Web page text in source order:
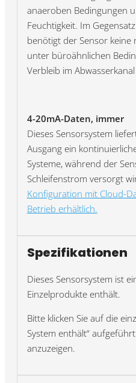
anaeroben Bedingungen
Feuchtigkeit. Im
benötigt der Sensor keine
unter büroähnlichen
Verbleib im
4-20mA-Daten, immer
Dieses Sensorsystem
Ausgang ein
Systeme, während der
Schleifenstrom versorgt
Konfiguration mit Cloud-
Betrieb erhältlich.
Spezifikationen
Dieses Sensorsystem ist
Einzelprodukte enthält.
Bitte klicken Sie auf die
System enthält“
anzuzeigen.